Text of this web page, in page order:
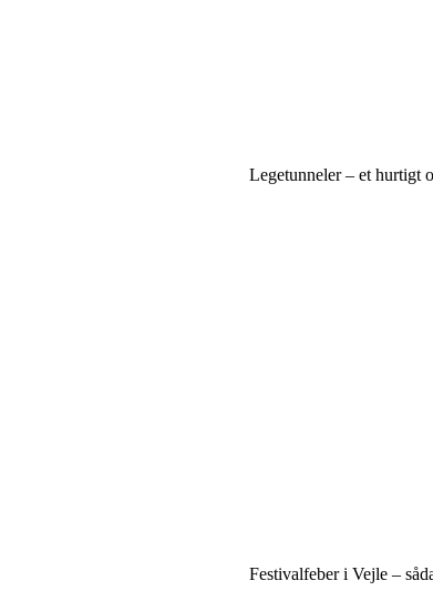
Legetunneler – et hurtigt
Festivalfeber i Vejle –